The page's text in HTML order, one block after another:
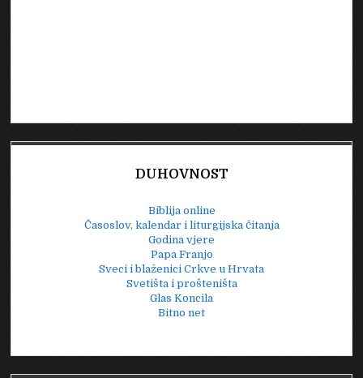
DUHOVNOST
Biblija online
Časoslov, kalendar i liturgijska čitanja
Godina vjere
Papa Franjo
Sveci i blaženici Crkve u Hrvata
Svetišta i prošteništa
Glas Koncila
Bitno net